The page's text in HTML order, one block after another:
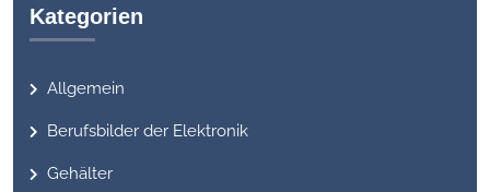
Kategorien
Allgemein
Berufsbilder der Elektronik
Gehälter